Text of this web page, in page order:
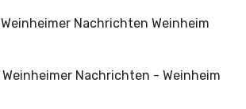
Weinheimer Nachrichten Weinheim
Weinheimer Nachrichten - Weinheim